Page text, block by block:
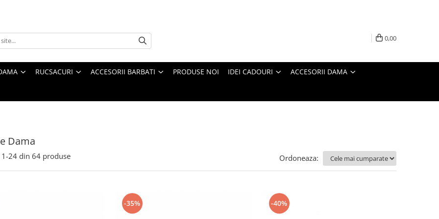
0,00
RUCSACURI ACCESORII BARBATI PRODUSE NOI IDEI CADOURI ACCESORII DAMA
Dama
1-24 din 64 produse Ordoneaza:
-35% -40%